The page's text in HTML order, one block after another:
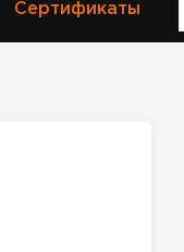
Сертификаты